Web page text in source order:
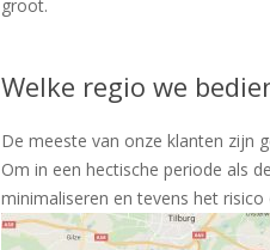
groot.
Welke regio we
De meeste van onze klanten zijn
Om in een hectische periode als
minimaliseren en tevens het risico